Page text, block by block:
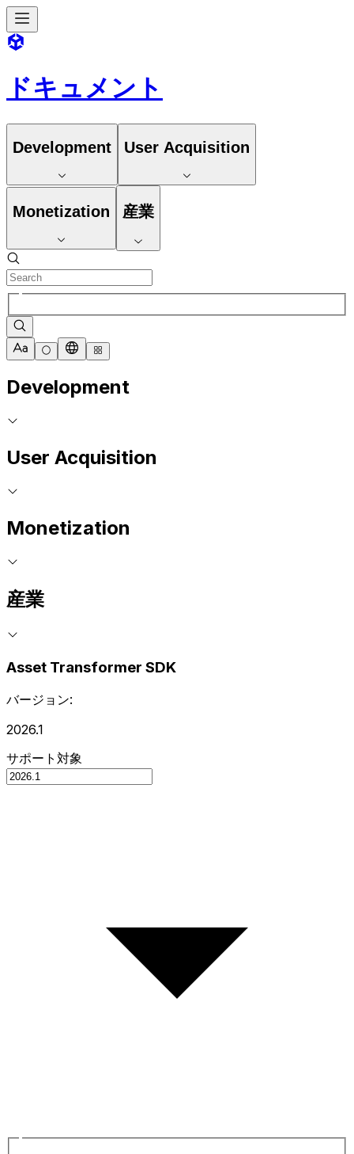
ドキュメント
Development User Acquisition
Monetization 産業
Development
User Acquisition
Monetization
産業
Asset Transformer SDK
バージョン:
2026.1
サポート対象